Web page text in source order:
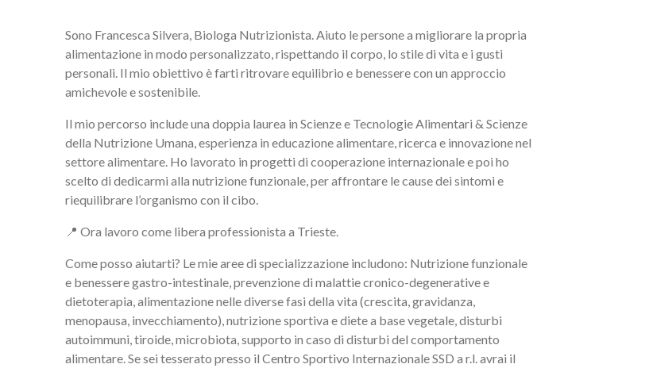
Sono Francesca Silvera, Biologa Nutrizionista. Aiuto le persone a migliorare la propria
alimentazione in modo personalizzato, rispettando il corpo, lo stile di vita e i gusti
personali. Il mio obiettivo è farti ritrovare equilibrio e benessere con un approccio
amichevole e sostenibile.
Il mio percorso include una doppia laurea in Scienze e Tecnologie Alimentari & Scienze
della Nutrizione Umana, esperienza in educazione alimentare, ricerca e innovazione nel
settore alimentare. Ho lavorato in progetti di cooperazione internazionale e poi ho
scelto di dedicarmi alla nutrizione funzionale, per affrontare le cause dei sintomi e
riequilibrare l’organismo con il cibo.
📍 Ora lavoro come libera professionista a Trieste.
Come posso aiutarti? Le mie aree di specializzazione includono: Nutrizione funzionale
e benessere gastro-intestinale, prevenzione di malattie cronico-degenerative e
dietoterapia, alimentazione nelle diverse fasi della vita (crescita, gravidanza,
menopausa, invecchiamento), nutrizione sportiva e diete a base vegetale, disturbi
autoimmuni, tiroide, microbiota, supporto in caso di disturbi del comportamento
alimentare. Se sei tesserato presso il Centro Sportivo Internazionale SSD a r.l. avrai il